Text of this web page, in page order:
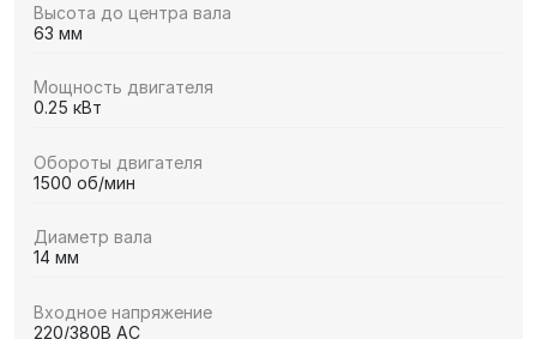
Высота до центра вала
63 мм
Мощность двигателя
0.25 кВт
Обороты двигателя
1500 об/мин
Диаметр вала
14 мм
Входное напряжение
220/380В AC